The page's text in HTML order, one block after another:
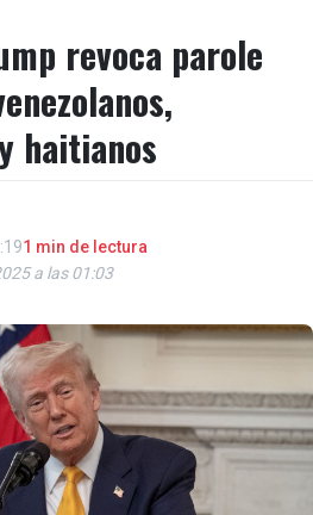
revoca parole
haitianos
1 min de lectura
a las 01:03